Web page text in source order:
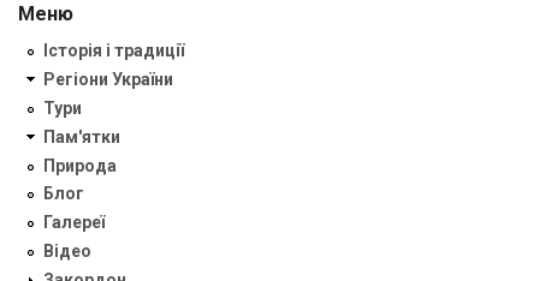
Меню
Історія і традиції
Регіони України
Тури
Пам'ятки
Природа
Блог
Галереї
Відео